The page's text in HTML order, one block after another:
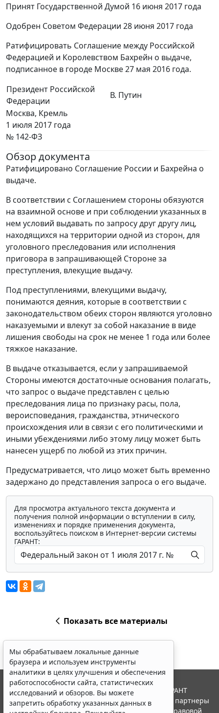
Принят Государственной Думой 16 июня 2017 года
Одобрен Советом Федерации 28 июня 2017 года
Ратифицировать Соглашение между Российской
Федерацией и Королевством Бахрейн о выдаче,
подписанное в городе Москве 27 мая 2016 года.
Президент Российской
Федерации
В. Путин
Москва, Кремль
1 июля 2017 года
№ 142-ФЗ
Обзор документа
Ратифицировано Соглашение России и Бахрейна о
выдаче.
В соответствии с Соглашением стороны обязуются
на взаимной основе и при соблюдении указанных в
нем условий выдавать по запросу друг другу лиц,
находящихся на территории одной из сторон, для
уголовного преследования или исполнения
приговора в запрашивающей Стороне за
преступления, влекущие выдачу.
Под преступлениями, влекущими выдачу,
понимаются деяния, которые в соответствии с
законодательством обеих сторон являются уголовно
наказуемыми и влекут за собой наказание в виде
лишения свободы на срок не менее 1 года или более
тяжкое наказание.
В выдаче отказывается, если у запрашиваемой
Стороны имеются достаточные основания полагать,
что запрос о выдаче представлен с целью
преследования лица по признаку расы, пола,
вероисповедания, гражданства, этнического
происхождения или в связи с его политическими и
иными убеждениями либо этому лицу может быть
нанесен ущерб по любой из этих причин.
Предусматривается, что лицо может быть временно
задержано до представления запроса о его выдаче.
Для просмотра актуального текста документа и
получения полной информации о вступлении в силу,
изменениях и порядке применения документа,
воспользуйтесь поиском в Интернет-версии системы
ГАРАНТ:
Показать все материалы
Мы обрабатываем локальные данные
браузера и используем инструменты
аналитики в целях улучшения и обеспечения
работоспособности сайта, статистических
исследований и обзоров. Вы можете
запретить обработку указанных данных в
© ООО "НПП "ГАРАНТ-СЕРВИС", 2026. Система ГАРАНТ
выпускается с 1990 года. Компания "Гарант" и ее партнеры
являются участниками Российской ассоциации правовой